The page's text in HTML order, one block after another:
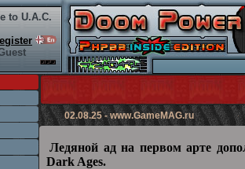
to U.A.C.
02.08.25 -www.GameMAG.ru
Ледяной ад на первом арте
Dark Ages.